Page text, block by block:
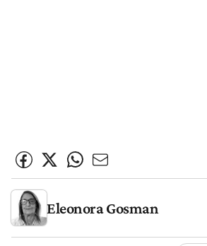
Eleonora Gosman